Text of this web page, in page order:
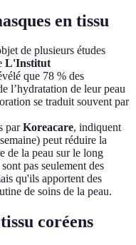
en tissu
de plusieurs études
L'Institut
que 78 % des
l’hydratation de leur peau
se traduit souvent par
parKoreacare, indiquent
peut réduire la
de la peau sur le long
pas seulement des
qu'ils apportent des
de soins de la peau.
coréens